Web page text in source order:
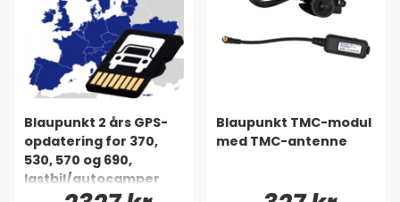
Blaupunkt 2 års GPS-
opdatering for 370,
530, 570 og 690,
lastbil/autocamper
Europa
Blaupunkt TMC-modul
med TMC-antenne